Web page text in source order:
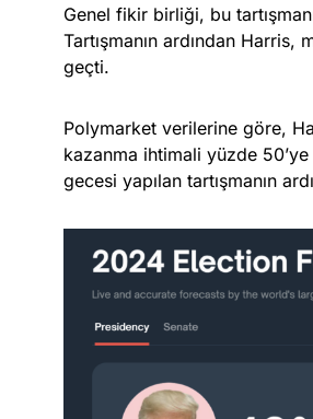
Genel fikir birliği, bu
Tartışmanın ardından
geçti.
Polymarket verilerine göre,
kazanma ihtimali yüzde 50’ye
gecesi yapılan tartışmanın